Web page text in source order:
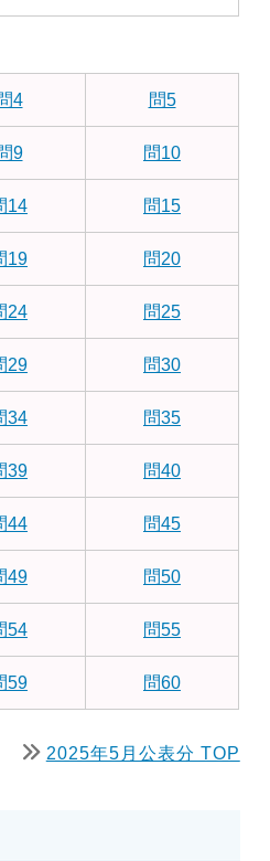
4 問5
9 問10
14 問15
19 問20
24 問25
29 問30
34 問35
39 問40
44 問45
49 問50
54 問55
59 問60
2025年5月公表分 TOP